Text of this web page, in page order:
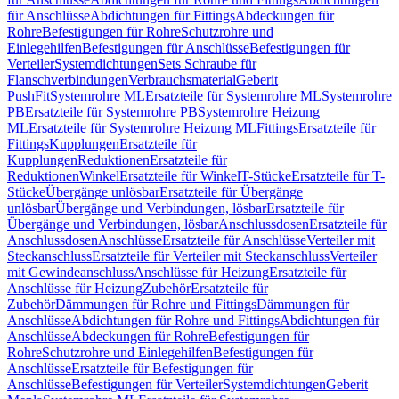
für AnschlüsseAbdichtungen für FittingsAbdeckungen für
RohreBefestigungen für RohreSchutzrohre und
EinlegehilfenBefestigungen für AnschlüsseBefestigungen für
VerteilerSystemdichtungenSets Schraube für
FlanschverbindungenVerbrauchsmaterialGeberit
PushFitSystemrohre MLErsatzteile für Systemrohre MLSystemrohre
PBErsatzteile für Systemrohre PBSystemrohre Heizung
MLErsatzteile für Systemrohre Heizung MLFittingsErsatzteile für
FittingsKupplungenErsatzteile für
KupplungenReduktionenErsatzteile für
ReduktionenWinkelErsatzteile für WinkelT-StückeErsatzteile für T-
StückeÜbergänge unlösbarErsatzteile für Übergänge
unlösbarÜbergänge und Verbindungen, lösbarErsatzteile für
Übergänge und Verbindungen, lösbarAnschlussdosenErsatzteile für
AnschlussdosenAnschlüsseErsatzteile für AnschlüsseVerteiler mit
SteckanschlussErsatzteile für Verteiler mit SteckanschlussVerteiler
mit GewindeanschlussAnschlüsse für HeizungErsatzteile für
Anschlüsse für HeizungZubehörErsatzteile für
ZubehörDämmungen für Rohre und FittingsDämmungen für
AnschlüsseAbdichtungen für Rohre und FittingsAbdichtungen für
AnschlüsseAbdeckungen für RohreBefestigungen für
RohreSchutzrohre und EinlegehilfenBefestigungen für
AnschlüsseErsatzteile für Befestigungen für
AnschlüsseBefestigungen für VerteilerSystemdichtungenGeberit